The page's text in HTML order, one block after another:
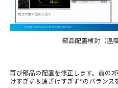
部品配置検討（温
再び部品の配置を修正します。前の2
けすぎず＆遠ざけすぎず”のバランス